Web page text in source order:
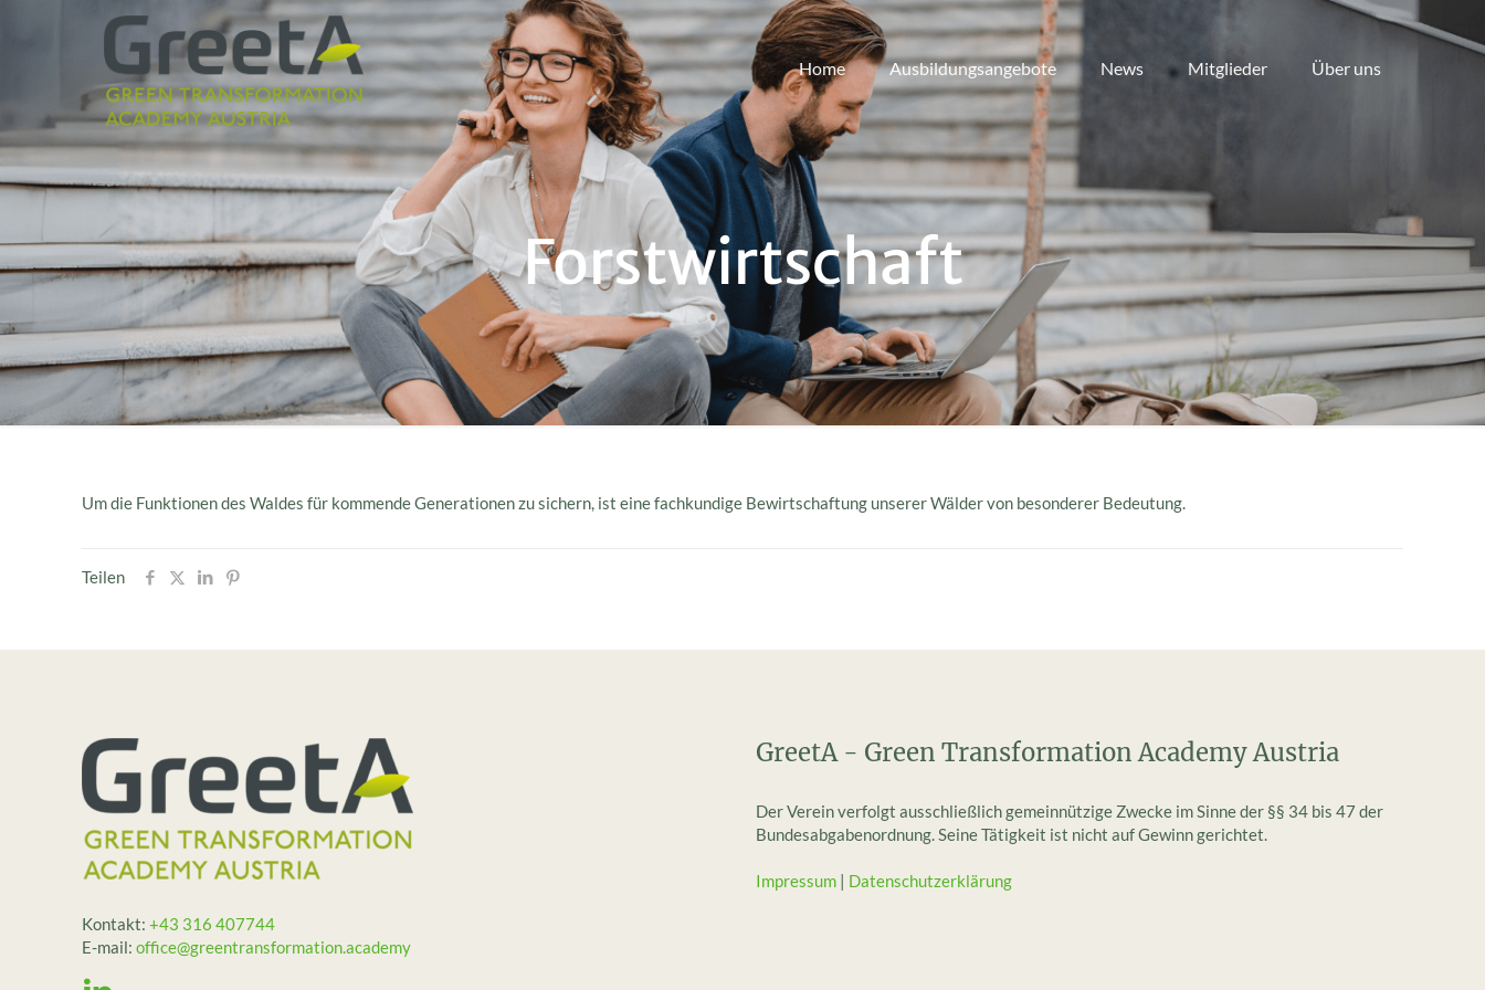
Home Ausbildungsangebote News Mitglieder Über uns
Forstwirtschaft
Um die Funktionen des Waldes für kommende Generationen zu sichern, ist eine fachkundige Bewirtschaftung unserer Wälder von besonderer Bedeutung.
Teilen
Kontakt: +43 316 407744
E-mail: office@greentransformation.academy
GreetA - Green Transformation Academy Austria
Der Verein verfolgt ausschließlich gemeinnützige Zwecke im Sinne der §§ 34 bis 47 der
Bundesabgabenordnung. Seine Tätigkeit ist nicht auf Gewinn gerichtet.
Impressum | Datenschutzerklärung